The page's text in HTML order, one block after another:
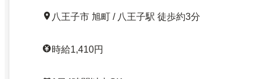
八王子市 旭町 / 八王子駅 徒歩約3分
時給1,410円